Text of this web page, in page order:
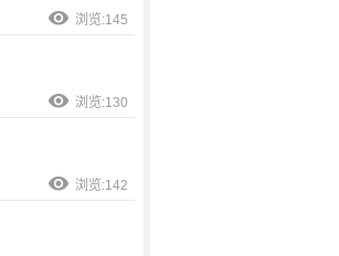
浏览:145
浏览:130
浏览:142